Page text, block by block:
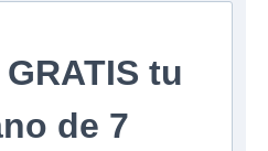
tu
de 7